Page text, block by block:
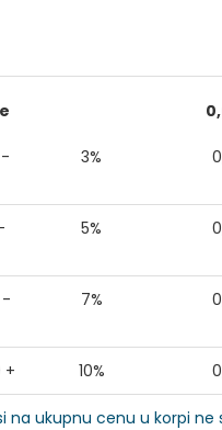
3%
5%
-
7%
+ 10%
na ukupnu cenu u korpi ne